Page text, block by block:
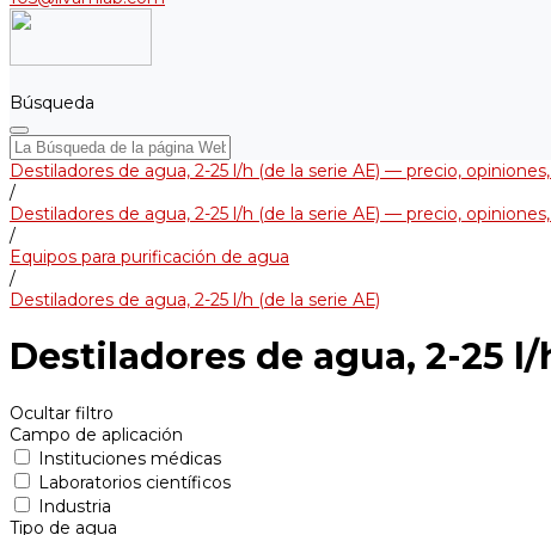
Búsqueda
Destiladores de agua, 2-25 l/h (de la serie АЕ) — precio,
/
Destiladores de agua, 2-25 l/h (de la serie АЕ) — precio,
/
Equipos para purificación de agua
/
Destiladores de agua, 2-25 l/h (de la serie АЕ)
Destiladores de agua, 2-25
Ocultar filtro
Campo de aplicación
Instituciones médicas
Laboratorios científicos
Industria
Tipo de agua